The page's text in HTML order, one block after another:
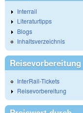
Interrail
Literaturtipps
Blogs
Inhaltsverzeichnis
Reisevorbereitung
InterRail-Tickets
Reisevorbereitung